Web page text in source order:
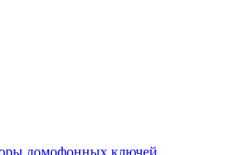
домофонных ключей